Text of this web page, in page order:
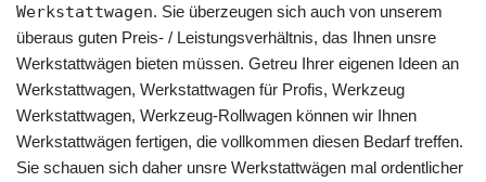
Werkstattwagen. Sie überzeugen sich auch von unserem
überaus guten Preis- / Leistungsverhältnis, das Ihnen unsre
Werkstattwägen bieten müssen. Getreu Ihrer eigenen Ideen an
Werkstattwagen, Werkstattwagen für Profis, Werkzeug
Werkstattwagen, Werkzeug-Rollwagen können wir Ihnen
Werkstattwägen fertigen, die vollkommen diesen Bedarf treffen.
Sie schauen sich daher unsre Werkstattwägen mal ordentlicher